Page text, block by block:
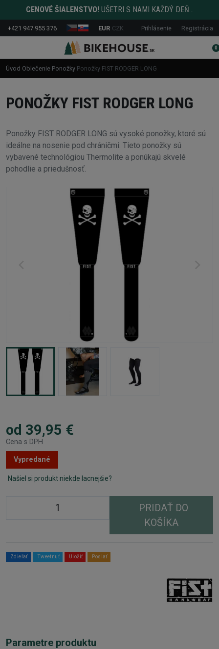
CENOVÉ ŠIALENSTVO! UŠETRI S NAMI KAŽDÝ DEŇ...
+421 947 955 376 EUR CZK Prihlásenie Registrácia
0
Úvod Oblečenie Ponožky Ponožky FIST RODGER LONG
PONOŽKY FIST RODGER LONG
Ponožky FIST RODGER LONG sú vysoké ponožky, ktoré sú
ideálne na nosenie pod chráničmi. Tieto ponožky sú
vybavené technológiou Thermolite a ponúkajú skvelé
pohodlie a priedušnosť.
od 39,95 €
Cena s DPH
Vypredané
Našiel si produkt niekde lacnejšie?
PRIDAŤ DO
KOŠÍKA
Zdieľať Tweetnuť Uložiť Poslať
Parametre produktu